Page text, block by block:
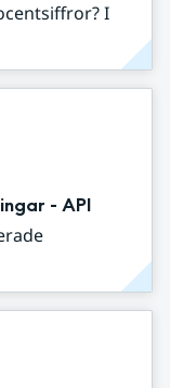
I
- API